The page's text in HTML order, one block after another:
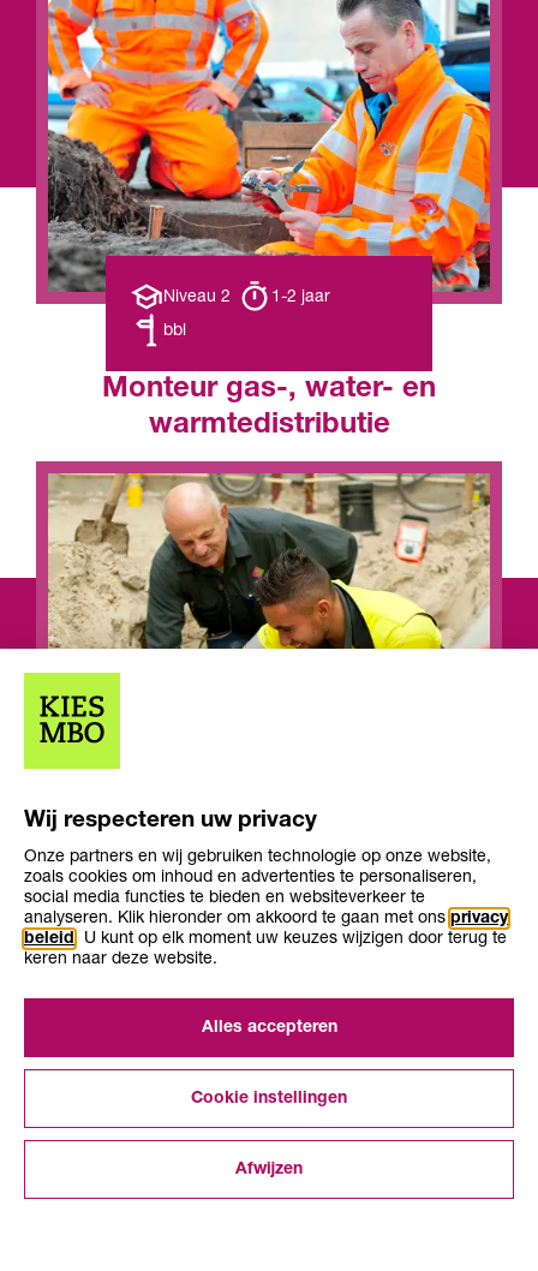
INTERESSESBLADERENZOEKENVERGELIJKENONTDEKKEN
Opleiding
Niveau 2
Opleiding
duur
1-2 jaar
Leerweg
bbl
Monteur gas-, water- en
warmtedistributie
Opleiding
niveau
Niveau 2
Opleiding
duur
1-2 jaar
Leerweg
bol, bbl
Cookies
Wij respecteren uw privacy
Onze partners en wij gebruiken technologie op onze website,
zoals cookies om inhoud en advertenties te personaliseren,
social media functies te bieden en websiteverkeer te
analyseren. Klik hieronder om akkoord te gaan met ons privacy
beleid . U kunt op elk moment uw keuzes wijzigen door terug te
keren naar deze website.
Alles accepteren
Cookie instellingen
Afwijzen